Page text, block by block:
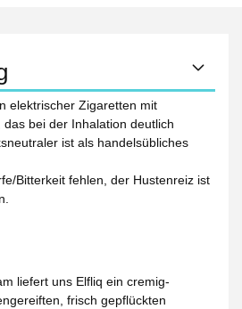
elektrischer Zigaretten mit
bei der Inhalation deutlich
ist als handelsübliches
Bitterkeit fehlen, der Hustenreiz ist
liefert uns Elfliq ein cremig-
frisch gepflückten